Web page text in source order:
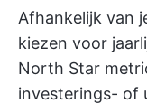
Afhankelijk van
kiezen voor
North Star
investerings- of